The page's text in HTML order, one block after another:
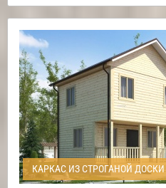
КАРКАС ИЗ СТРОГАНОЙ ДОСКИ